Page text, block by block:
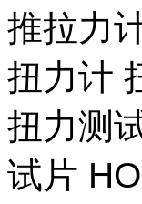
推拉力
扭力计
扭力测
试片